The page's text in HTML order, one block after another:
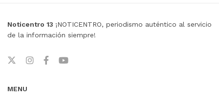
Noticentro 13 ¡NOTICENTRO, periodismo auténtico al servicio
de la información siempre!
MENU